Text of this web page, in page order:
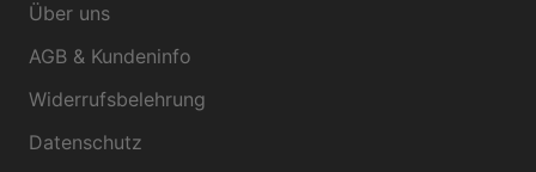
Über uns
AGB & Kundeninfo
Widerrufsbelehrung
Datenschutz